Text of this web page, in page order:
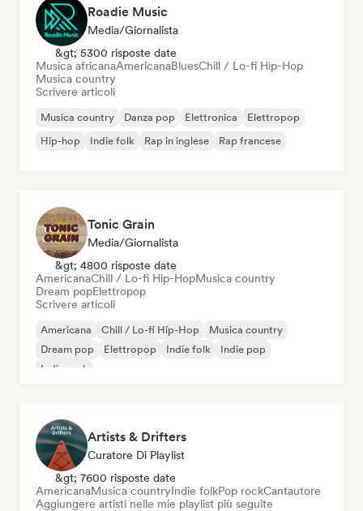
Roadie Music
Media/Giornalista
&gt; 5300 risposte date
Musica africanaAmericanaBluesChill / Lo-fi Hip-Hop
Musica country
Scrivere articoli
Musica country Danza pop Elettronica
Elettropop
Hip-hop
Indie folk Rap in inglese Rap francese
Tonic Grain
Media/Giornalista
&gt; 4800 risposte date
AmericanaChill / Lo-fi Hip-HopMusica country
Dream popElettropop
Scrivere articoli
Americana Chill / Lo-fi Hip-Hop
Musica country
Dream pop
Elettropop Indie folk
Indie pop
Indie rock
Artists & Drifters
Curatore Di Playlist
&gt; 7600 risposte date
AmericanaMusica countryIndie folkPop rockCantautore
Aggiungere artisti nelle mie playlist più seguite